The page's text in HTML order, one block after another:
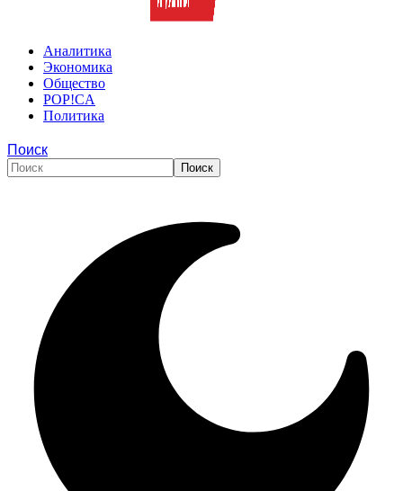
Аналитика
Экономика
Общество
POP!CA
Политика
Поиск